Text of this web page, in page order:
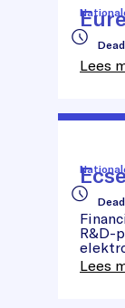
Eureka
covid-
Lees
Ecsel
R&D-
Lees